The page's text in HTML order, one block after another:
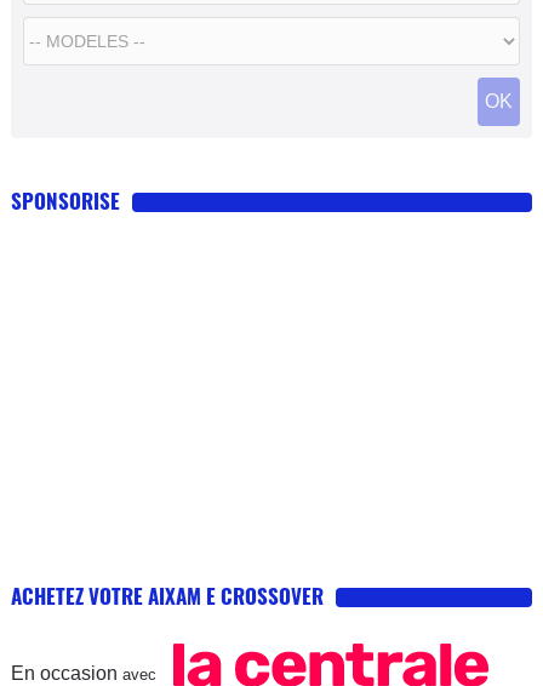
SPONSORISE
ACHETEZ VOTRE AIXAM E CROSSOVER
En occasion avec